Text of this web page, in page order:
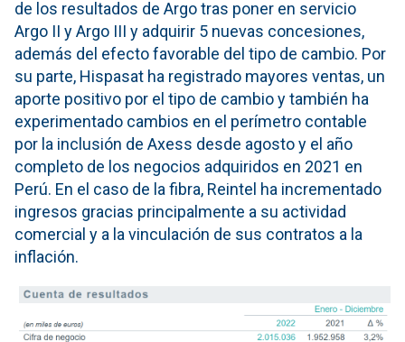
de los resultados de Argo tras poner en servicio
Argo II y Argo III y adquirir 5 nuevas concesiones,
además del efecto favorable del tipo de cambio. Por
su parte, Hispasat ha registrado mayores ventas, un
aporte positivo por el tipo de cambio y también ha
experimentado cambios en el perímetro contable
por la inclusión de Axess desde agosto y el año
completo de los negocios adquiridos en 2021 en
Perú. En el caso de la fibra, Reintel ha incrementado
ingresos gracias principalmente a su actividad
comercial y a la vinculación de sus contratos a la
inflación.